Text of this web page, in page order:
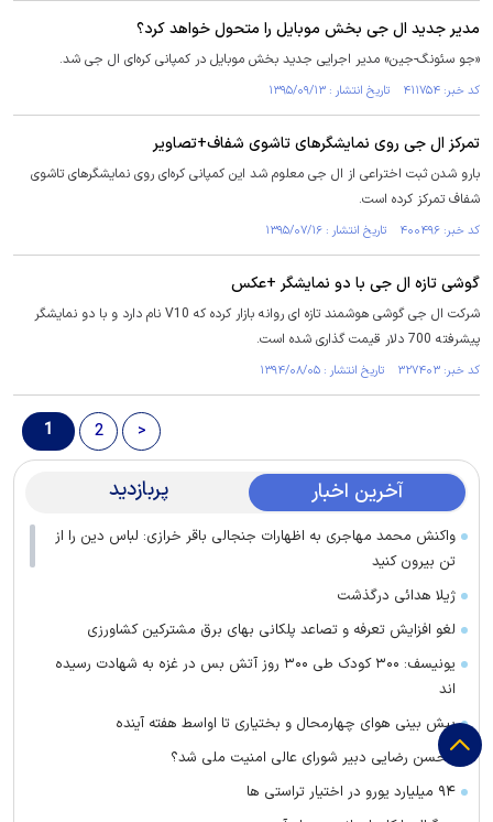
مدیر جدید ال جی بخش موبایل را متحول خواهد کرد؟
«جو سئونگ-جین» مدیر اجرایی جدید بخش موبایل در کمپانی کره‌ای ال جی شد.
کد خبر: ۴۱۱۷۵۴ تاریخ انتشار : ۱۳۹۵/۰۹/۱۳
تمرکز ال جی روی نمایشگرهای تاشوی شفاف+تصاویر
بارو شدن ثبت اختراعی از ال جی معلوم شد این کمپانی کره‌ای روی نمایشگرهای تاشوی
شفاف تمرکز کرده است.
کد خبر: ۴۰۰۴۹۶ تاریخ انتشار : ۱۳۹۵/۰۷/۱۶
گوشی تازه ال جی با دو نمایشگر +عکس
شرکت ال جی گوشی هوشمند تازه ای روانه بازار کرده که V10 نام دارد و با دو نمایشگر
پیشرفته 700 دلار قیمت گذاری شده است.
کد خبر: ۳۲۷۴۰۳ تاریخ انتشار : ۱۳۹۴/۰۸/۰۵
1 2 >
آخرین اخبار پربازدید
واکنش محمد مهاجری به اظهارات جنجالی باقر خرازی: لباس دین را از
تن بیرون کنید
ژیلا هدائی درگذشت
لغو افزایش تعرفه و تصاعد پلکانی بهای برق مشترکین کشاورزی
یونیسف: ۳۰۰ کودک طی ۳۰۰ روز آتش بس در غزه به شهادت رسیده
اند
پیش بینی هوای چهارمحال و بختیاری تا اواسط هفته آینده
محسن رضایی دبیر شورای عالی امنیت ملی شد؟
۹۴ میلیارد یورو در اختیار تراستی ها